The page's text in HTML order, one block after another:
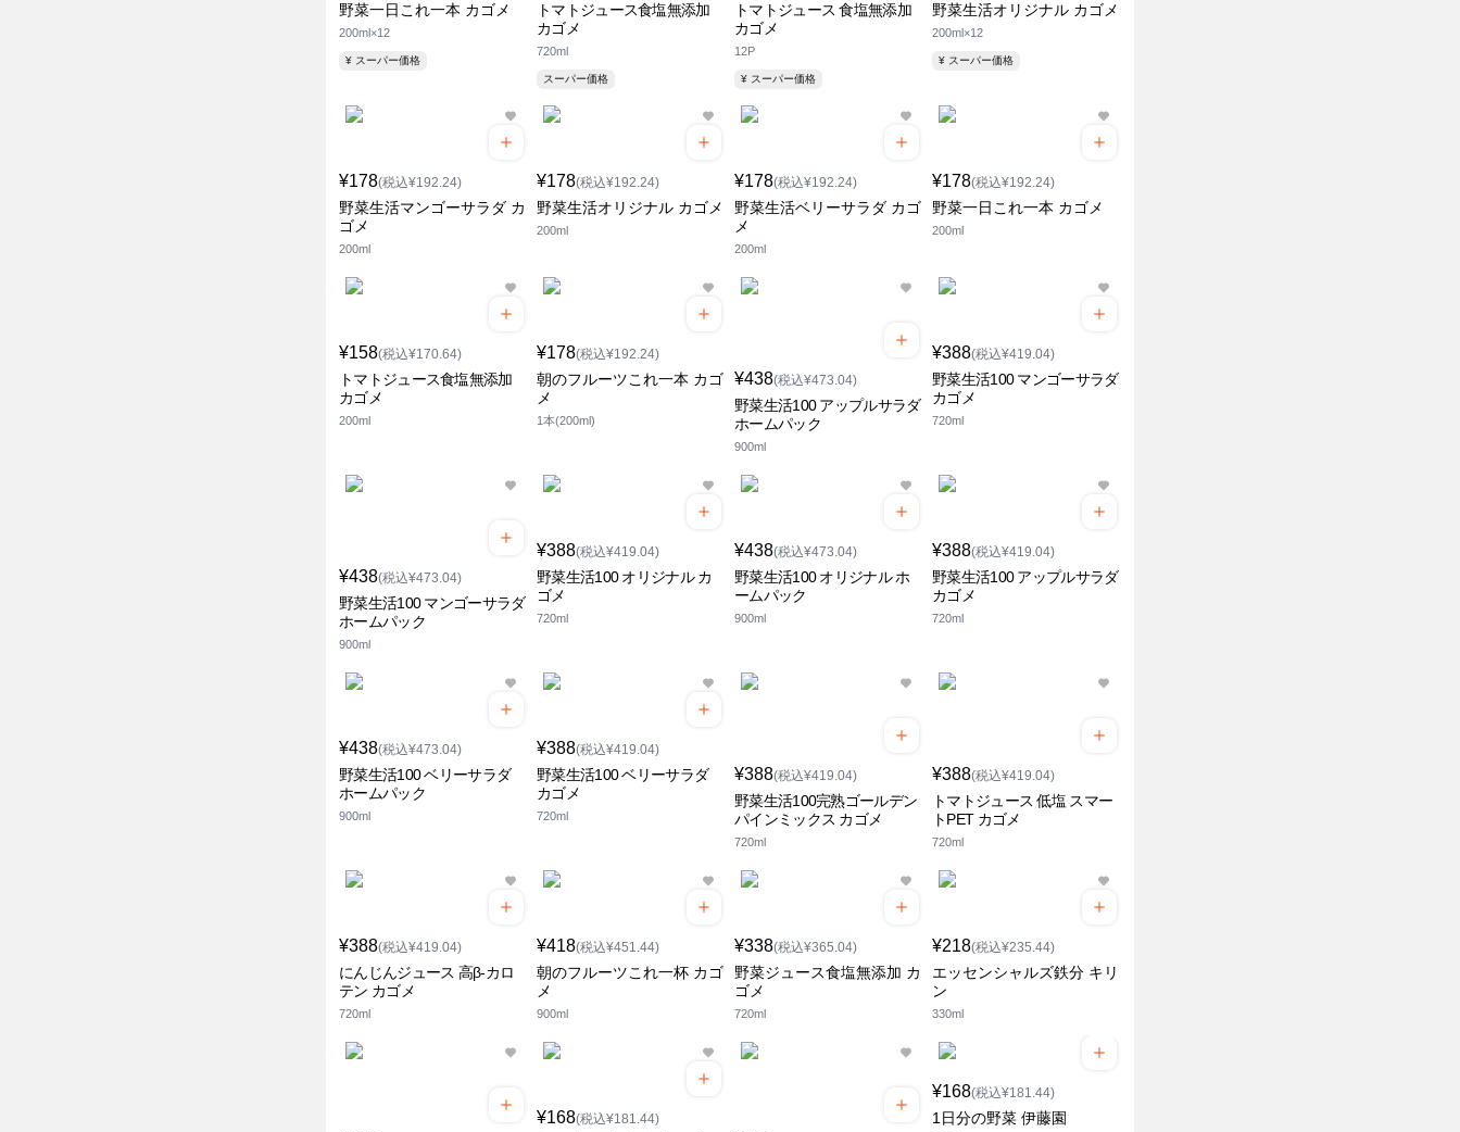
野菜一日これ一本 カゴメ
200ml×12
¥ スーパー価格
トマトジュース食塩無添加
カゴメ
720ml
スーパー価格
トマトジュース 食塩無添加
カゴメ
12P
¥ スーパー価格
野菜生活オリジナル カゴメ
200ml×12
¥ スーパー価格
¥178(税込¥192.24)
野菜生活マンゴーサラダ カ
ゴメ
200ml
¥178(税込¥192.24)
野菜生活オリジナル カゴメ
200ml
¥178(税込¥192.24)
野菜生活ベリーサラダ カゴ
メ
200ml
¥178(税込¥192.24)
野菜一日これ一本 カゴメ
200ml
¥158(税込¥170.64)
トマトジュース食塩無添加
カゴメ
200ml
¥178(税込¥192.24)
朝のフルーツこれ一本 カゴ
メ
1本(200ml)
¥438(税込¥473.04)
野菜生活100 アップルサラダ
ホームパック
900ml
¥388(税込¥419.04)
野菜生活100 マンゴーサラダ
カゴメ
720ml
¥438(税込¥473.04)
野菜生活100 マンゴーサラダ
ホームパック
900ml
¥388(税込¥419.04)
野菜生活100 オリジナル カ
ゴメ
720ml
¥438(税込¥473.04)
野菜生活100 オリジナル ホ
ームパック
900ml
¥388(税込¥419.04)
野菜生活100 アップルサラダ
カゴメ
720ml
¥438(税込¥473.04)
野菜生活100 ベリーサラダ
ホームパック
900ml
¥388(税込¥419.04)
野菜生活100 ベリーサラダ
カゴメ
720ml
¥388(税込¥419.04)
野菜生活100完熟ゴールデン
パインミックス カゴメ
720ml
¥388(税込¥419.04)
トマトジュース 低塩 スマー
トPET カゴメ
720ml
¥388(税込¥419.04)
にんじんジュース 高β-カロ
テン カゴメ
720ml
¥418(税込¥451.44)
朝のフルーツこれ一杯 カゴ
メ
900ml
¥338(税込¥365.04)
野菜ジュース食塩無添加 カ
ゴメ
720ml
¥218(税込¥235.44)
エッセンシャルズ鉄分 キリ
ン
330ml
¥168(税込¥181.44)
¥168(税込¥181.44)
1日分の野菜 伊藤園